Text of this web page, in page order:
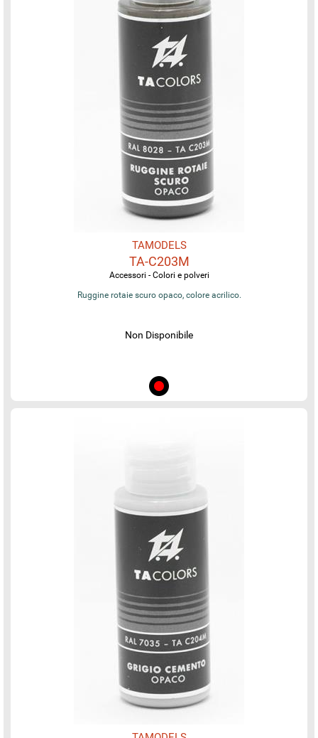
TAMODELS
TA-C203M
Accessori - Colori e polveri
Ruggine rotaie scuro opaco, colore acrilico.
Non Disponibile